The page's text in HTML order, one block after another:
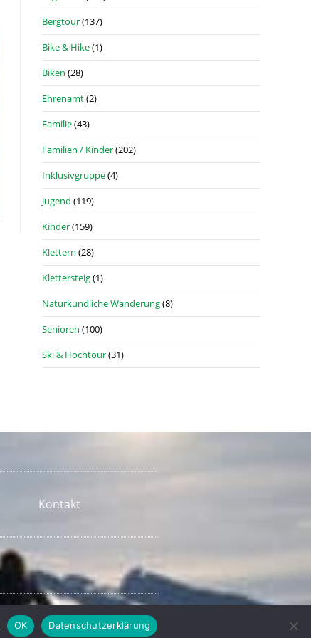
Bergtour(137)
Bike & Hike(1)
Biken (28)
Ehrenamt(2)
Familie(43)
Familien / Kinder(202)
Inklusivgruppe(4)
Jugend (119)
Kinder(159)
Klettern (28)
Klettersteig(1)
Naturkundliche Wanderung(8)
Senioren (100)
Ski & Hochtour(31)
Kontakt
OK Datenschutzerklärung